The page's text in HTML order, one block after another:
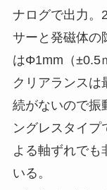
ナログで出力。
サーと発磁体の
はΦ1mm（±0.5
クリアランスは
続がないので振
ングレスタイプ
よる軸ずれでも
いる。